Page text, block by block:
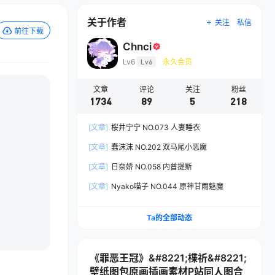
前往下载
关于作者 关注 私信
Chnci
Lv6 Lv6 永久会员
文章
1734
评论
89
关注
5
粉丝
218
[文章] 桜井宁宁 NO.073 人妻睡衣
[文章] 蠢沫沫 NO.202 双马尾小恶魔
[文章] 日奈娇 NO.058 内普提斯
[文章] Nyako喵子 NO.044 原神甘雨魅魔
Ta的全部动态
《罪恶王冠》&#8221;楪祈&#8221;
壁纸图包原画插画素材P站同人图合